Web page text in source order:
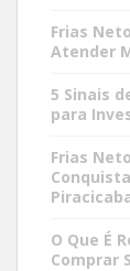
Frias
Atender
5 Sinais
para
Frias
O Que É
Comprar